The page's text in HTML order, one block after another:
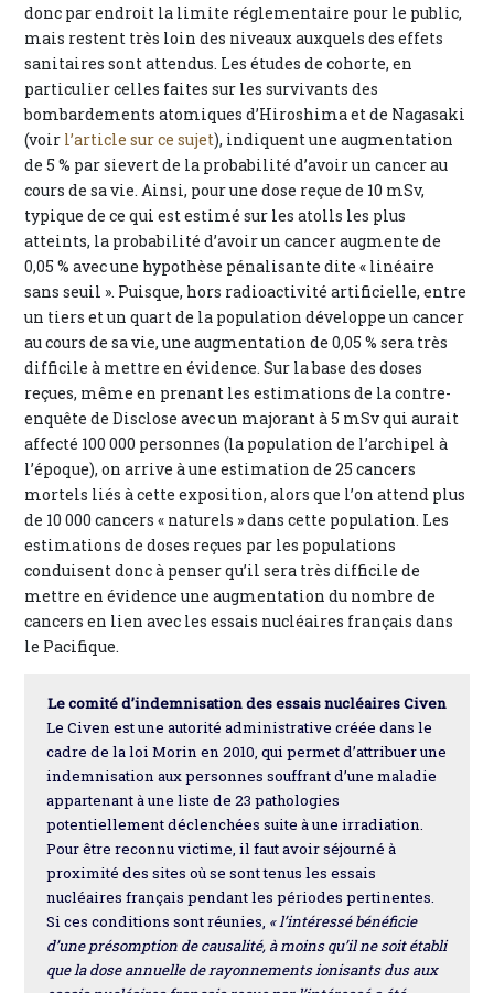
donc par endroit la limite réglementaire pour le public,
mais restent très loin des niveaux auxquels des effets
sanitaires sont attendus. Les études de cohorte, en
particulier celles faites sur les survivants des
bombardements atomiques d’Hiroshima et de Nagasaki
(voir l’article sur ce sujet), indiquent une augmentation
de 5 % par sievert de la probabilité d’avoir un cancer au
cours de sa vie. Ainsi, pour une dose reçue de 10 mSv,
typique de ce qui est estimé sur les atolls les plus
atteints, la probabilité d’avoir un cancer augmente de
0,05 % avec une hypothèse pénalisante dite « linéaire
sans seuil ». Puisque, hors radioactivité artificielle, entre
un tiers et un quart de la population développe un cancer
au cours de sa vie, une augmentation de 0,05 % sera très
difficile à mettre en évidence. Sur la base des doses
reçues, même en prenant les estimations de la contre-
enquête de Disclose avec un majorant à 5 mSv qui aurait
affecté 100 000 personnes (la population de l’archipel à
l’époque), on arrive à une estimation de 25 cancers
mortels liés à cette exposition, alors que l’on attend plus
de 10 000 cancers « naturels » dans cette population. Les
estimations de doses reçues par les populations
conduisent donc à penser qu’il sera très difficile de
mettre en évidence une augmentation du nombre de
cancers en lien avec les essais nucléaires français dans
le Pacifique.
Le comité d’indemnisation des essais nucléaires Civen
Le Civen est une autorité administrative créée dans le
cadre de la loi Morin en 2010, qui permet d’attribuer une
indemnisation aux personnes souffrant d’une maladie
appartenant à une liste de 23 pathologies
potentiellement déclenchées suite à une irradiation.
Pour être reconnu victime, il faut avoir séjourné à
proximité des sites où se sont tenus les essais
nucléaires français pendant les périodes pertinentes.
Si ces conditions sont réunies, « l’intéressé bénéficie
d’une présomption de causalité, à moins qu’il ne soit établi
que la dose annuelle de rayonnements ionisants dus aux